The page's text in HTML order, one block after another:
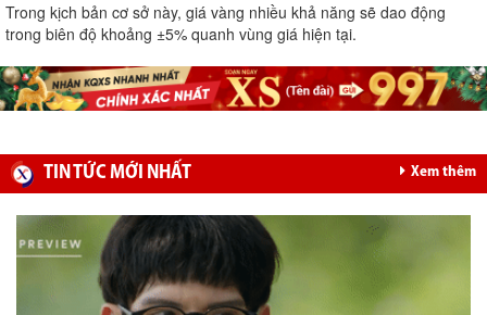
Trong kịch bản cơ sở này, giá vàng nhiều khả năng sẽ dao động
trong biên độ khoảng ±5% quanh vùng giá hiện tại.
TIN TỨC MỚI NHẤT Xem thêm